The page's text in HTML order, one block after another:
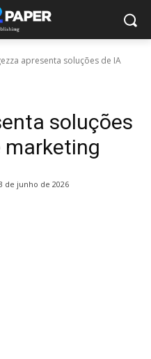
apresenta soluções de IA
soluções
marketing
de junho de 2026